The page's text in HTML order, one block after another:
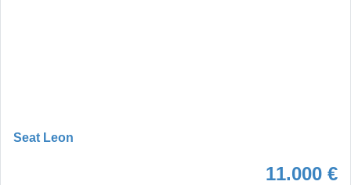
Seat Leon
11.000 €